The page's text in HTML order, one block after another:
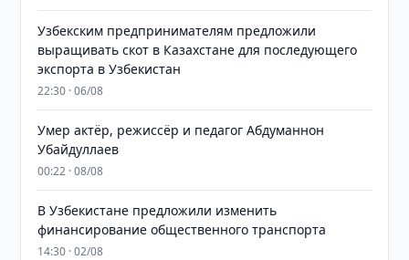
Узбекским предпринимателям предложили
выращивать скот в Казахстане для последующего
экспорта в Узбекистан
22:30 · 06/08
Умер актёр, режиссёр и педагог Абдуманнон
Убайдуллаев
00:22 · 08/08
В Узбекистане предложили изменить
финансирование общественного транспорта
14:30 · 02/08